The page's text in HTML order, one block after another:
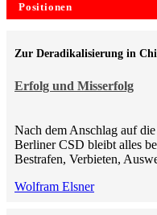
Positionen
Erfolg und Misserfolg
Zur Deradikalisierung in
Nach dem Anschlag auf
Berliner CSD bleibt alles
Bestrafen, Verbieten,
Wolfram Elsner